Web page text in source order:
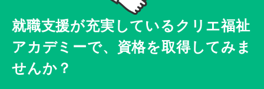
就職支援が充実している クリエ福祉
アカデミーで、 資格を取得してみま
せんか？